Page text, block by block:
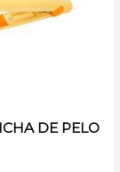
DE PELO